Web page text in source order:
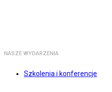
NASZE WYDARZENIA
Szkolenia i konferencje